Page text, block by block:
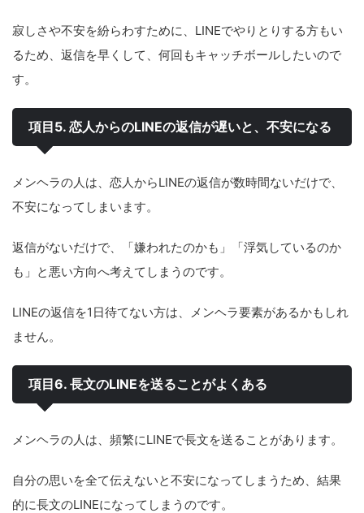
寂しさや不安を紛らわすために、LINEでやりとりする方もい
るため、返信を早くして、何回もキャッチボールしたいので
す。
項目5. 恋人からのLINEの返信が遅いと、不安になる
メンヘラの人は、恋人からLINEの返信が数時間ないだけで、
不安になってしまいます。
返信がないだけで、「嫌われたのかも」「浮気しているのか
も」と悪い方向へ考えてしまうのです。
LINEの返信を1日待てない方は、メンヘラ要素があるかもしれ
ません。
項目6. 長文のLINEを送ることがよくある
メンヘラの人は、頻繁にLINEで長文を送ることがあります。
自分の思いを全て伝えないと不安になってしまうため、結果
的に長文のLINEになってしまうのです。